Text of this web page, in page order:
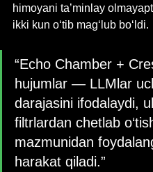
himoyani ta’minlay
ikki kun o‘tib mag‘lub bo‘ldi.
“Echo Chamber +
hujumlar — LLMlar
darajasini ifodalaydi,
filtrlardan chetlab
mazmunidan
harakat qiladi.”